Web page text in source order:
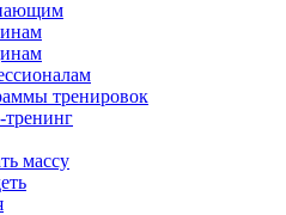
тренировок
тренинг
массу